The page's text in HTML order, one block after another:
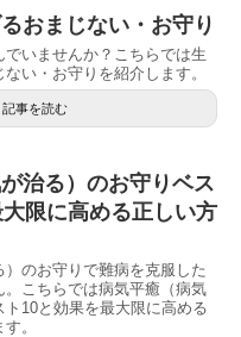
おまじない・お守り
いませんか？こちらでは生
い・お守りを紹介します。
記事を読む
治る）のお守りベス
大限に高める正しい方
のお守りで難病を克服した
こちらでは病気平癒（病気
10と効果を最大限に高める
。